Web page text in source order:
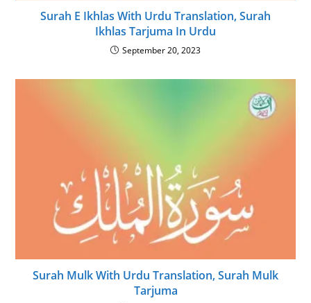
Surah E Ikhlas With Urdu Translation, Surah
Ikhlas Tarjuma In Urdu
September 20, 2023
Surah Mulk With Urdu Translation, Surah Mulk
Tarjuma